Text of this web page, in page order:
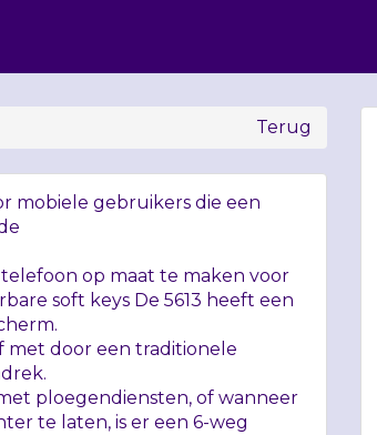
Terug
mobiele gebruikers die een
op maat te maken voor
soft keys De 5613 heeft een
met door een traditionele
ploegendiensten, of wanneer
te laten, is er een 6-weg